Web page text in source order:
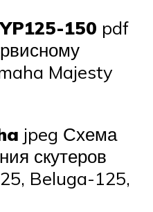
150 pdf
Majesty
jpeg Схема
скутеров
Beluga-125,